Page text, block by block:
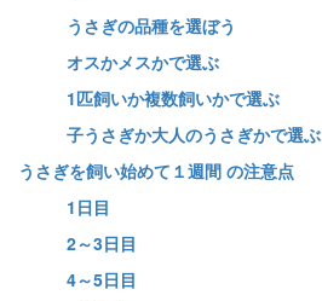
うさぎの品種を選ぼう
オスかメスかで選ぶ
1匹飼いか複数飼いかで選ぶ
子うさぎか大人のうさぎかで選ぶ
うさぎを飼い始めて１週間 の注意点
1日目
2～3日目
4～5日目